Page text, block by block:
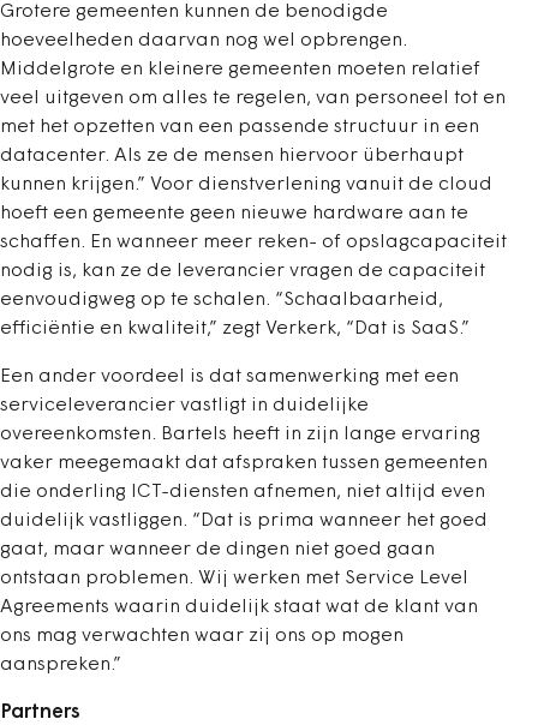
Grotere gemeenten kunnen de benodigde
hoeveelheden daarvan nog wel opbrengen.
Middelgrote en kleinere gemeenten moeten relatief
veel uitgeven om alles te regelen, van personeel tot en
met het opzetten van een passende structuur in een
datacenter. Als ze de mensen hiervoor überhaupt
kunnen krijgen.” Voor dienstverlening vanuit de cloud
hoeft een gemeente geen nieuwe hardware aan te
schaffen. En wanneer meer reken- of opslagcapaciteit
nodig is, kan ze de leverancier vragen de capaciteit
eenvoudigweg op te schalen. “Schaalbaarheid,
efficiëntie en kwaliteit,” zegt Verkerk, “Dat is SaaS.”
Een ander voordeel is dat samenwerking met een
serviceleverancier vastligt in duidelijke
overeenkomsten. Bartels heeft in zijn lange ervaring
vaker meegemaakt dat afspraken tussen gemeenten
die onderling ICT-diensten afnemen, niet altijd even
duidelijk vastliggen. “Dat is prima wanneer het goed
gaat, maar wanneer de dingen niet goed gaan
ontstaan problemen. Wij werken met Service Level
Agreements waarin duidelijk staat wat de klant van
ons mag verwachten waar zij ons op mogen
aanspreken.”
Partners